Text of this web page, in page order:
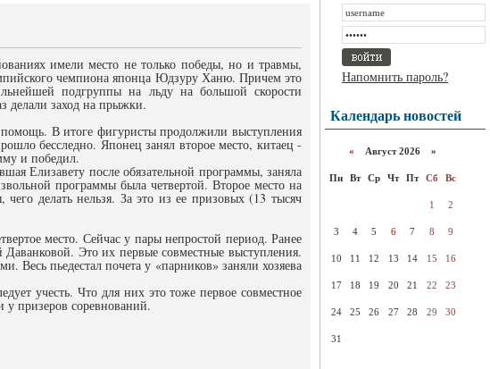
имели место не только победы, но и травмы,
чемпиона японца Юдзуру Ханю. Причем это
подгруппы на льду на большой скорости
делали заход на прыжки.
В итоге фигуристы продолжили выступления
бесследно. Японец занял второе место, китаец -
и победил.
Елизавету после обязательной программы, заняла
программы была четвертой. Второе место на
делать нельзя. За это из ее призовых (13 тысяч
место. Сейчас у пары непростой период. Ранее
Это их первые совместные выступления.
Весь пьедестал почета у «парников» заняли хозяева
учесть. Что для них это тоже первое совместное
у призеров соревнований.
Напомнить пароль?
Календарь новостей
« Август 2026 »
Пн Вт Ср Чт Пт Сб Вс
1 2
3 4 5 6 7 8 9
10 11 12 13 14 15 16
17 18 19 20 21 22 23
24 25 26 27 28 29 30
31